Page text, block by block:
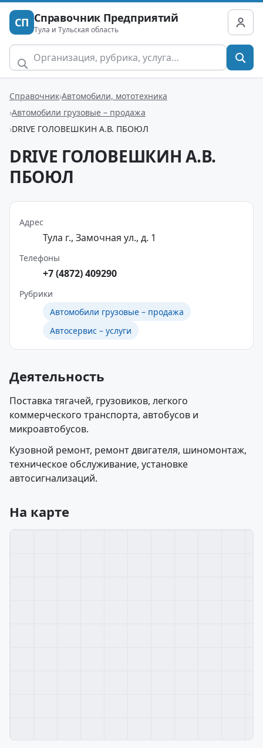
СП Справочник Предприятий
Тула и Тульская область
Справочник Автомобили, мототехника
Автомобили грузовые – продажа
DRIVE ГОЛОВЕШКИН А.В. ПБОЮЛ
DRIVE ГОЛОВЕШКИН А.В.
ПБОЮЛ
Адрес
Тула г., Замочная ул., д. 1
Телефоны
+7 (4872) 409290
Рубрики
Автомобили грузовые – продажа
Автосервис – услуги
Деятельность
Поставка тягачей, грузовиков, легкого
коммерческого транспорта, автобусов и
микроавтобусов.
Кузовной ремонт, ремонт двигателя, шиномонтаж,
техническое обслуживание, установке
автосигнализаций.
На карте